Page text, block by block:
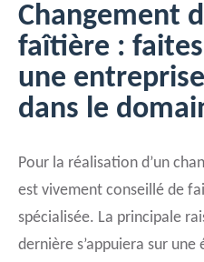
Changement
faîtière :
une
dans le
Pour la réalisation d’un
est vivement conseillé de
spécialisée. La principale
dernière s’appuiera sur